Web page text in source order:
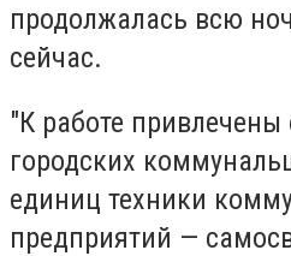
продолжалась всю
сейчас.
"К работе привлечены
городских
единиц техники
предприятий —